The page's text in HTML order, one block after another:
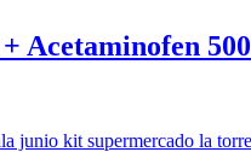
Acetaminofen 500